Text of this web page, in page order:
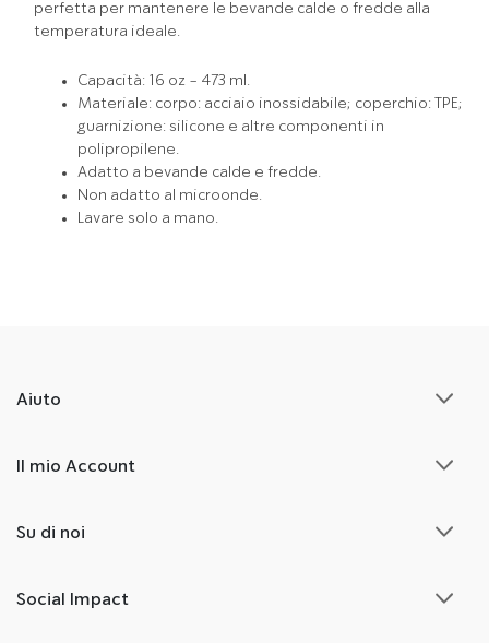
perfetta per mantenere le bevande calde o fredde alla
temperatura ideale.
Capacità: 16 oz - 473 ml.
Materiale: corpo: acciaio inossidabile; coperchio: TPE;
guarnizione: silicone e altre componenti in
polipropilene.
Adatto a bevande calde e fredde.
Non adatto al microonde.
Lavare solo a mano.
Aiuto
Il mio Account
Su di noi
Social Impact